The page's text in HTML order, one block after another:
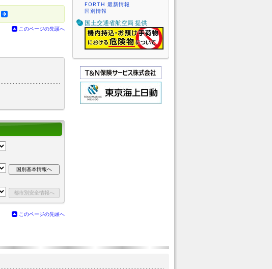
このページの先頭へ
このページの先頭へ
FORTH 最新情報
国別情報
国土交通省航空局 提供